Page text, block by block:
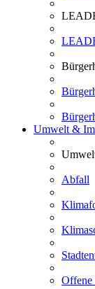
Umwelt &
Abfall
Offene